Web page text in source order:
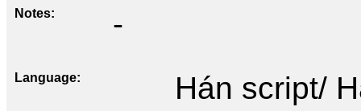
Notes -
Language Hán script/